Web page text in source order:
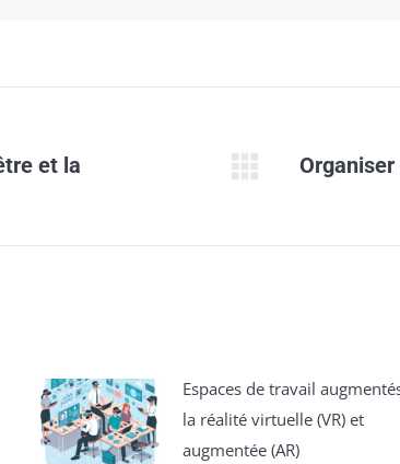
et la
Onglet
Espaces de travail
la réalité virtuelle (VR) et
augmentée (AR)